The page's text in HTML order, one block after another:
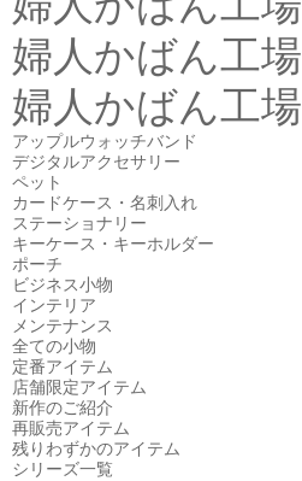
婦人かばん工場
婦人かばん工場
アップルウォッチバンド
デジタルアクセサリー
ペット
カードケース・名刺入れ
ステーショナリー
キーケース・キーホルダー
ポーチ
ビジネス小物
インテリア
メンテナンス
全ての小物
定番アイテム
店舗限定アイテム
新作のご紹介
再販売アイテム
残りわずかのアイテム
シリーズ一覧